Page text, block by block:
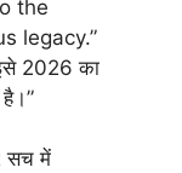
the
legacy.”
2026 का
सच में